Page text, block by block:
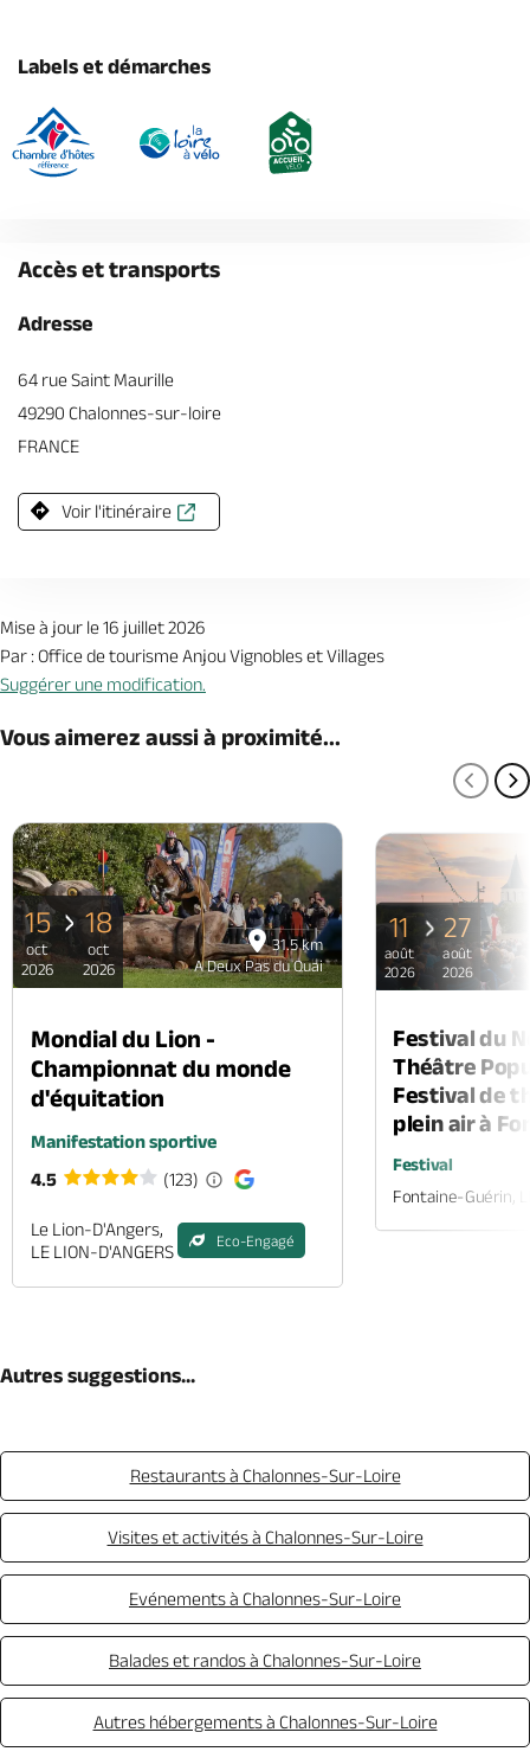
Labels et démarches
Accès et transports
Adresse
64 rue Saint Maurille
49290 Chalonnes-sur-loire
FRANCE
Voir l'itinéraire
Mise à jour le 16 juillet 2026
Par : Office de tourisme Anjou Vignobles et Villages
Suggérer une modification.
Vous aimerez aussi à proximité...
31.5 km
A Deux Pas du Quai
15
oct
2026
18
oct
2026
Mondial du Lion -
Championnat du monde
d'équitation
Manifestation sportive
4.5
(123)
Le Lion-D'Angers,
LE LION-D'ANGERS
Eco-Engagé
11
août
2026
27
août
2026
Festival du
Théâtre
Festival de
plein air à
Festival
Fontaine-Guérin,
Autres suggestions...
Restaurants à Chalonnes-Sur-Loire
Visites et activités à Chalonnes-Sur-Loire
Evénements à Chalonnes-Sur-Loire
Balades et randos à Chalonnes-Sur-Loire
Autres hébergements à Chalonnes-Sur-Loire